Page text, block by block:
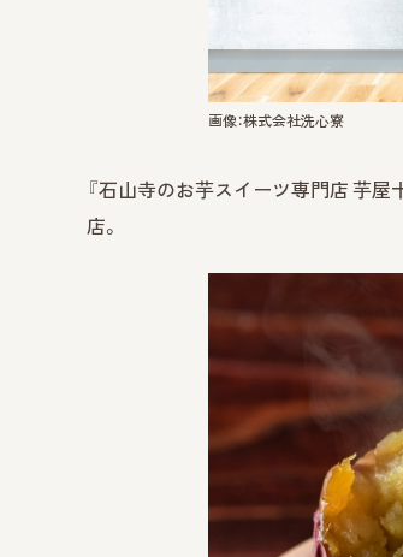
画像：株式会社洗心寮
『石山寺のお芋スイーツ専門店 芋
店。